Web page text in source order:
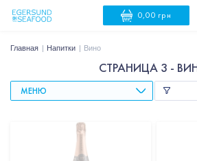
0,00 грн
Главная Напитки Вино
СТРАНИЦА 3 -
МЕНЮ